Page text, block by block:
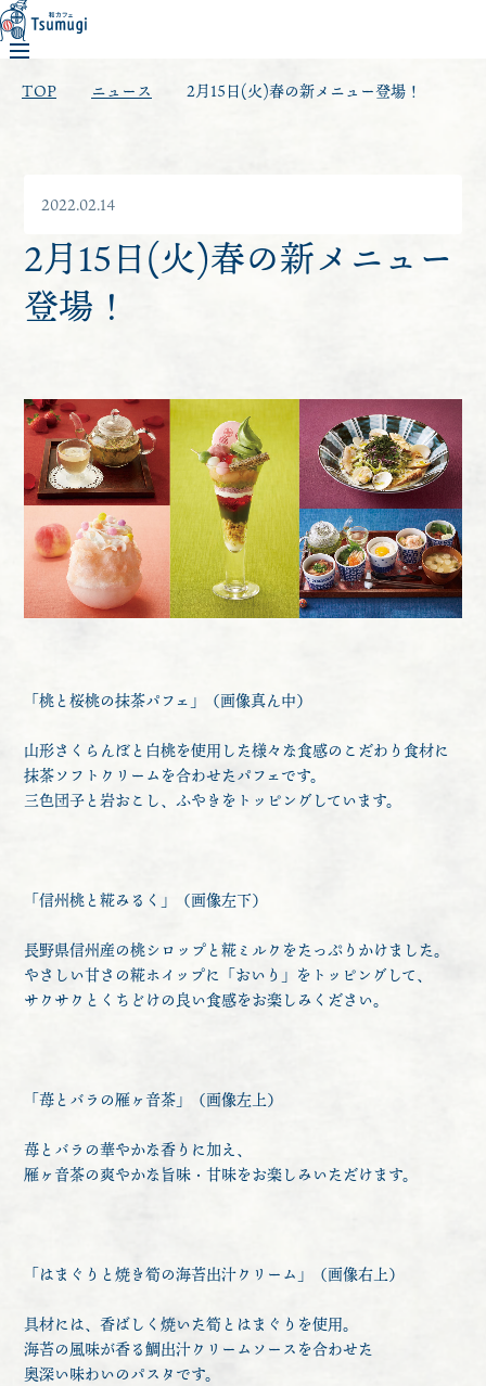
TOP ニュース 2月15日(火)春の新メニュー登場！
2022.02.14
2月15日(火)春の新メニュー
登場！
「桃と桜桃の抹茶パフェ」（画像真ん中）
山形さくらんぼと白桃を使用した様々な食感のこだわり食材に
抹茶ソフトクリームを合わせたパフェです。
三色団子と岩おこし、ふやきをトッピングしています。
「信州桃と糀みるく」（画像左下）
長野県信州産の桃シロップと糀ミルクをたっぷりかけました。
やさしい甘さの糀ホイップに「おいり」をトッピングして、
サクサクとくちどけの良い食感をお楽しみください。
「苺とバラの雁ヶ音茶」（画像左上）
苺とバラの華やかな香りに加え、
雁ヶ音茶の爽やかな旨味・甘味をお楽しみいただけます。
「はまぐりと焼き筍の海苔出汁クリーム」（画像右上）
具材には、香ばしく焼いた筍とはまぐりを使用。
海苔の風味が香る鯛出汁クリームソースを合わせた
奥深い味わいのパスタです。